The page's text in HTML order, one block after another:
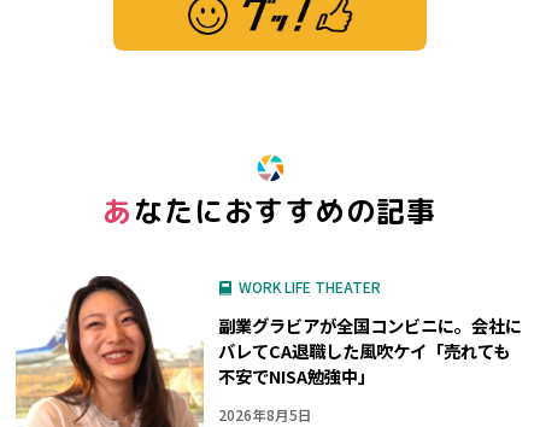
あなたにおすすめの記事
WORK LIFE THEATER
副業グラビアが全国コンビニに。会社に
バレてCA退職した風吹ケイ「売れても
不安でNISA勉強中」
2026年8月5日